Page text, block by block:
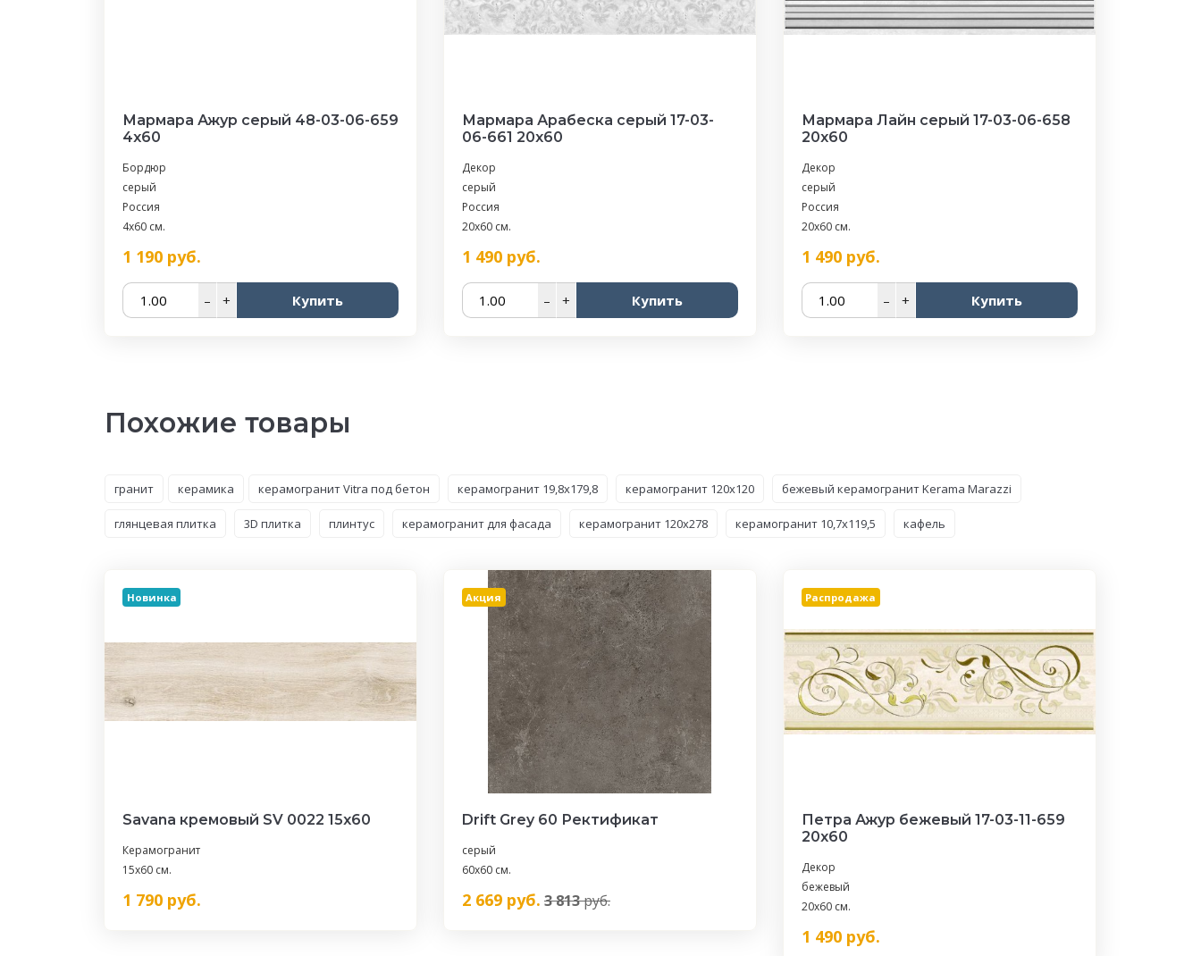
Мармара Ажур серый 48-03-06-659
4х60
Бордюр
серый
Россия
4x60 см.
1 190 руб.
– + Купить
Мармара Арабеска серый 17-03-
06-661 20х60
Декор
серый
Россия
20x60 см.
1 490руб.
– + Купить
Мармара Лайн серый 17-03-06-658
20х60
Декор
серый
Россия
20x60 см.
1 490руб.
– + Купить
Похожие товары
гранит керамика керамогранит Vitra под бетон керамогранит 19,8x179,8 керамогранит 120x120 бежевый керамогранит Kerama Marazzi
глянцевая плитка 3D плитка плинтус керамогранит для фасада керамогранит 120x278 керамогранит 10,7x119,5 кафель
Новинка
Savana кремовый SV 0022 15х60
Керамогранит
15x60 см.
1 790 руб.
Акция
Drift Grey 60 Ректификат
серый
60x60 см.
2 669руб. 3 813руб.
Распродажа
Петра Ажур бежевый 17-03-11-659
20х60
Декор
бежевый
20x60 см.
1 490руб.